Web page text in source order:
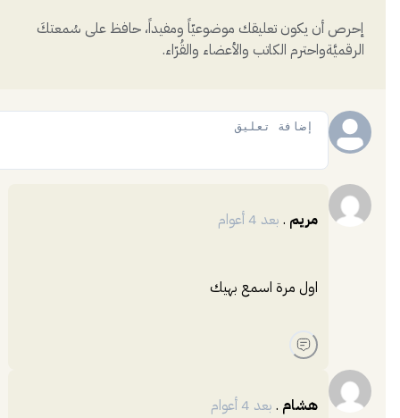
إحرص أن يكون تعليقك موضوعيّاً ومفيداً، حافظ على سُمعتكَ
الرقميَّةواحترم الكاتب والأعضاء والقُرّاء.
مريم . بعد 4 أعوام
اول مرة اسمع بهيك
هشام . بعد 4 أعوام